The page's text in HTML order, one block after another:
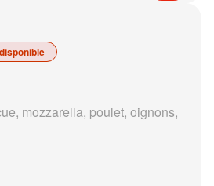
mozzarella, poulet, oignons,